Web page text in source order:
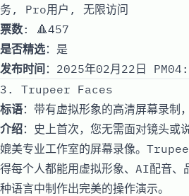
务, Pro用户, 无限访问
票数: 🔺457
是否精选：是
发布时间 ：2025年02月22日
3. Trupeer Faces
标语：带有虚拟形象的高清屏幕录制
介绍：史上首次，您无需面对镜头或
媲美专业工作室的屏幕录像。
得每个人都能用虚拟形象、AI配音、
种语言中制作出完美的操作演示。